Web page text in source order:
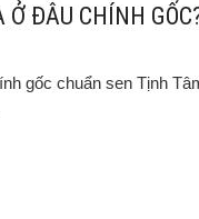
Ở ĐÂU CHÍNH
gốc chuẩn sen Tịnh